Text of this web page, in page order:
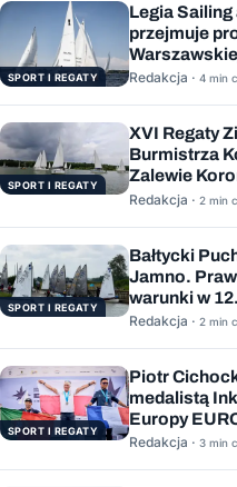
SPORT I REGATY
Legia
przejmuje
Redakcja · 4 min
SPORT I REGATY
XVI Regaty
Burmistrza
Zalewie
Redakcja · 2 min
SPORT I REGATY
Bałtycki
Jamno.
warunki w
Redakcja · 2 min
SPORT I REGATY
Piotr
medalistą
Europy
Redakcja · 3 min